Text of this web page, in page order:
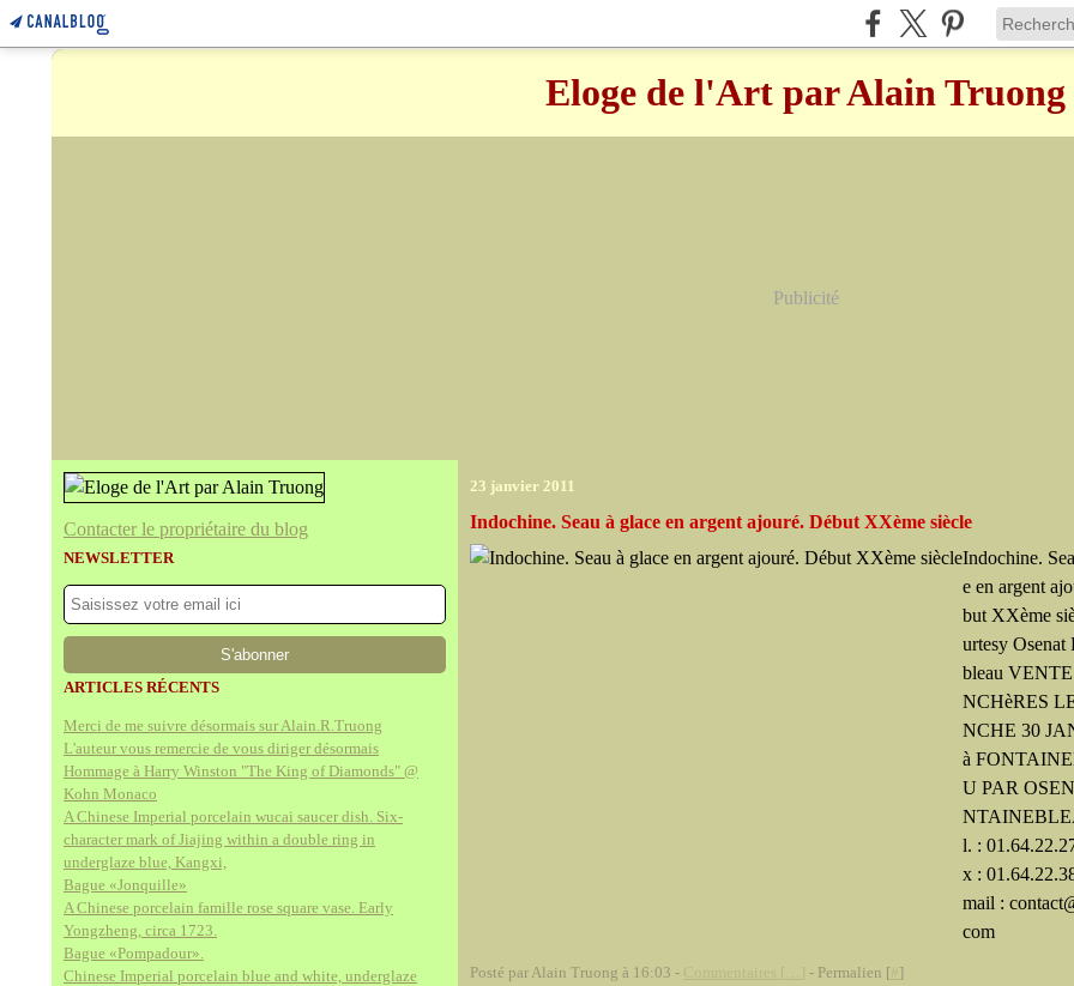
Eloge de l'Art par Alain Truong
Publicité
Contacter le propriétaire du blog
NEWSLETTER
ARTICLES RÉCENTS
Merci de me suivre désormais sur Alain.R.Truong
L'auteur vous remercie de vous diriger désormais
Hommage à Harry Winston "The King of Diamonds" @
Kohn Monaco
A Chinese Imperial porcelain wucai saucer dish. Six-
character mark of Jiajing within a double ring in
underglaze blue, Kangxi,
Bague «Jonquille»
A Chinese porcelain famille rose square vase. Early
Yongzheng, circa 1723.
Bague «Pompadour».
Chinese Imperial porcelain blue and white, underglaze
23 janvier 2011
Indochine. Seau à glace en argent ajouré. Début XXème siècle
Indochine.
e en argent
but XXème
urtesy Osenat
bleau
NCHèRES
NCHE 30
à
U PAR
l. :
x :
mail :
com
Posté par Alain Truong à 16:03 - - Permalien [ ]